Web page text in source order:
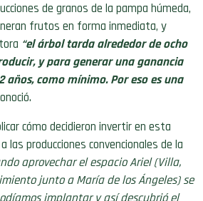
de granos de la pampa húmeda,
frutos en forma inmediata, y
“el árbol tarda alrededor de ocho
y para generar una ganancia
años, como mínimo. Por eso es una
cómo decidieron invertir en esta
producciones convencionales de la
aprovechar el espacio Ariel (Villa,
junto a María de los Ángeles) se